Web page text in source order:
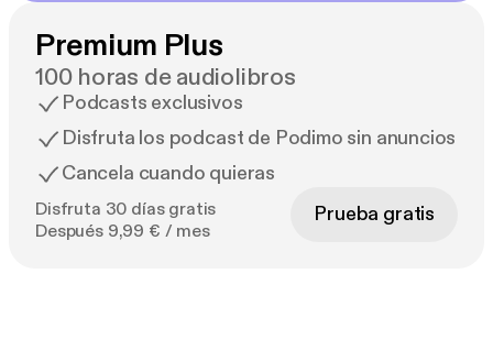
Premium Plus
100 horas de audiolibros
Podcasts exclusivos
Disfruta los podcast de Podimo sin anuncios
Cancela cuando quieras
Disfruta 30 días gratis
Después 9,99 € / mes
Prueba gratis